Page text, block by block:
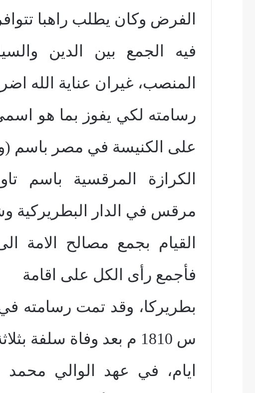
الفرض وكان يطلب راهبا تتوافر
فيه الجمع بين الدين
المنصب، غيران عناية الله
رسامته لكي يفوز بما هو
على الكنيسة في مصر باسم
الكرازة المرقسية باسم
مرقس في الدار البطريركية
القيام بجمع مصالح الامة
فأجمع رأى الكل على اقامة
س 1810 م بعد وفاة سلفة بثلاثة
ايام، في عهد الوالي